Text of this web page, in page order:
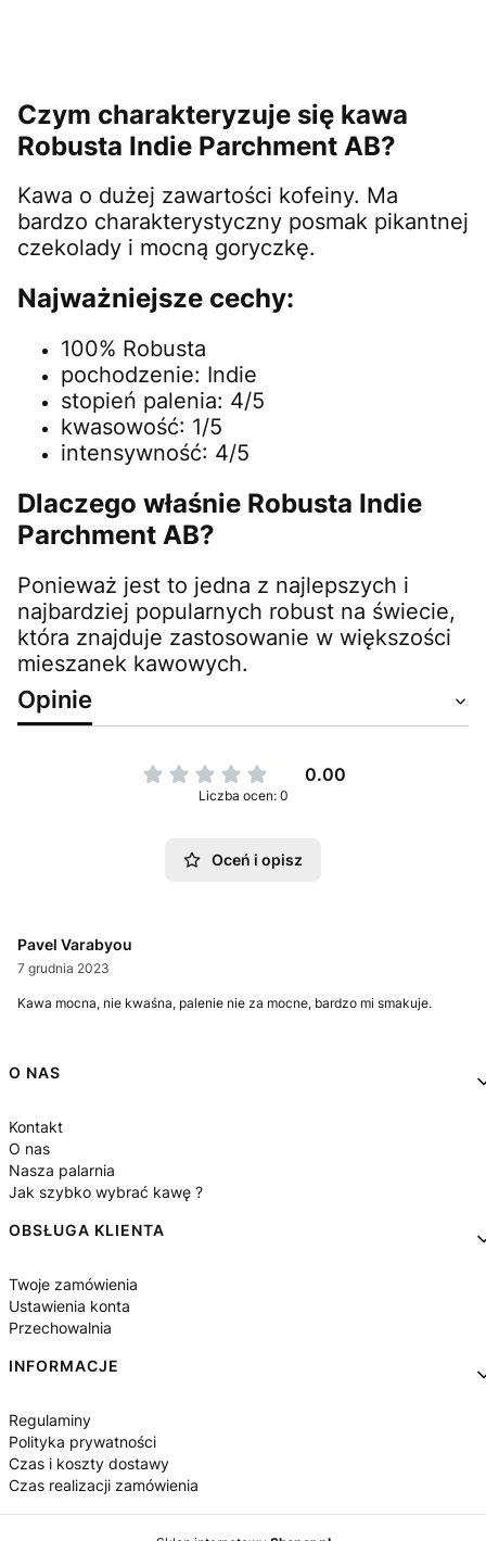
Czym charakteryzuje się kawa
Robusta Indie Parchment AB?
Kawa o dużej zawartości kofeiny. Ma
bardzo charakterystyczny posmak pikantnej
czekolady i mocną goryczkę.
Najważniejsze cechy:
100% Robusta
pochodzenie: Indie
stopień palenia: 4/5
kwasowość: 1/5
intensywność: 4/5
Dlaczego właśnie Robusta Indie
Parchment AB?
Ponieważ jest to jedna z najlepszych i
najbardziej popularnych robust na świecie,
która znajduje zastosowanie w większości
mieszanek kawowych.
Opinie
0.00
Liczba ocen: 0
Oceń i opisz
Pavel Varabyou
7 grudnia 2023
Kawa mocna, nie kwaśna, palenie nie za mocne, bardzo mi smakuje.
Linki w stopce
O NAS
Kontakt
O nas
Nasza palarnia
Jak szybko wybrać kawę ?
OBSŁUGA KLIENTA
Twoje zamówienia
Ustawienia konta
Przechowalnia
INFORMACJE
Regulaminy
Polityka prywatności
Czas i koszty dostawy
Czas realizacji zamówienia